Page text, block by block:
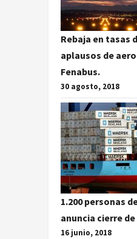
Rebaja en tasas
aplausos de
Fenabus.
30 agosto, 2018
1.200 personas
anuncia cierre
16 junio, 2018